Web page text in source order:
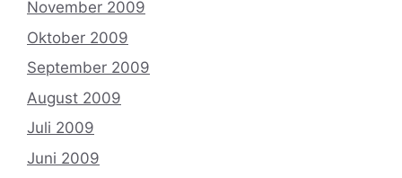
November 2009
Oktober 2009
September 2009
August 2009
Juli 2009
Juni 2009